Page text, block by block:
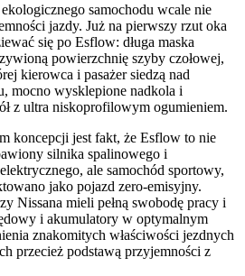
samochodu wcale nie
jazdy. Już na pierwszy rzut oka
się po Esflow: długa maska
powierzchnię szyby czołowej,
kierowca i pasażer siedzą nad
mocno wysklepione nadkola i
z ultra niskoprofilowym ogumieniem.
koncepcji jest fakt, że Esflow to nie
silnika spalinowego i
ale samochód sportowy,
jako pojazd zero-emisyjny.
Nissana mieli pełną swobodę pracy i
i akumulatory w optymalnym
znakomitych właściwości jezdnych
przecież podstawą przyjemności z